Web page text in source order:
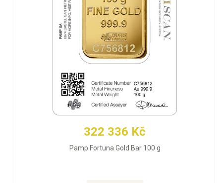
322 336 Kč
Pamp Fortuna Gold Bar 100 g